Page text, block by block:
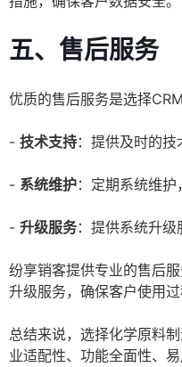
五、售后服务
优质的售后服务是选择
- 技术支持：提供及时的技
- 系统维护：定期系统维护
- 升级服务：提供系统升级
纷享销客提供专业的售后
升级服务，确保客户使用过
总结来说，选择化学原料
业适配性、功能全面性、